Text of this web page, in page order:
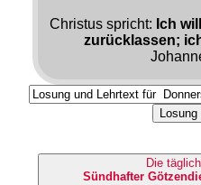
Christus spricht: Ich
zurücklassen;
Die
Sündhafter